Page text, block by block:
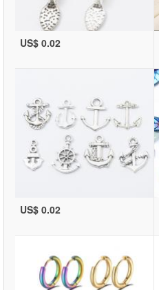
US$ 0.02
US$ 0.02